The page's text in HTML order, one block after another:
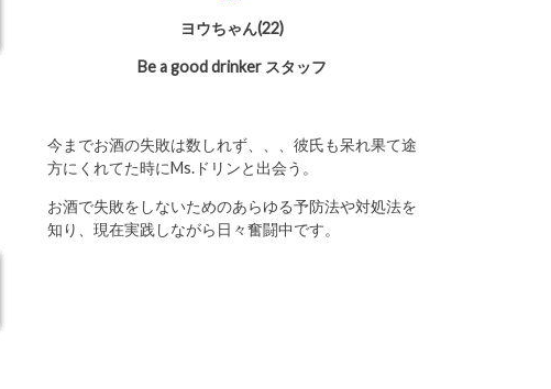
ヨウちゃん(22)
Be a good drinker スタッフ
今までお酒の失敗は数しれず、、、彼氏も呆れ果て途
方にくれてた時にMs.ドリンと出会う。
お酒で失敗をしないためのあらゆる予防法や対処法を
知り、現在実践しながら日々奮闘中です。